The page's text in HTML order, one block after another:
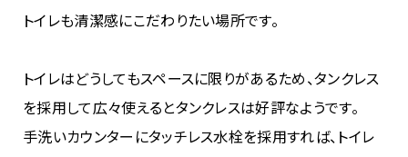
トイレも清潔感にこだわりたい場所です。
トイレはどうしてもスペースに限りがあるため、タンクレス
を採用して広々使えるとタンクレスは好評なようです。
手洗いカウンターにタッチレス水栓を採用すれば、トイレ